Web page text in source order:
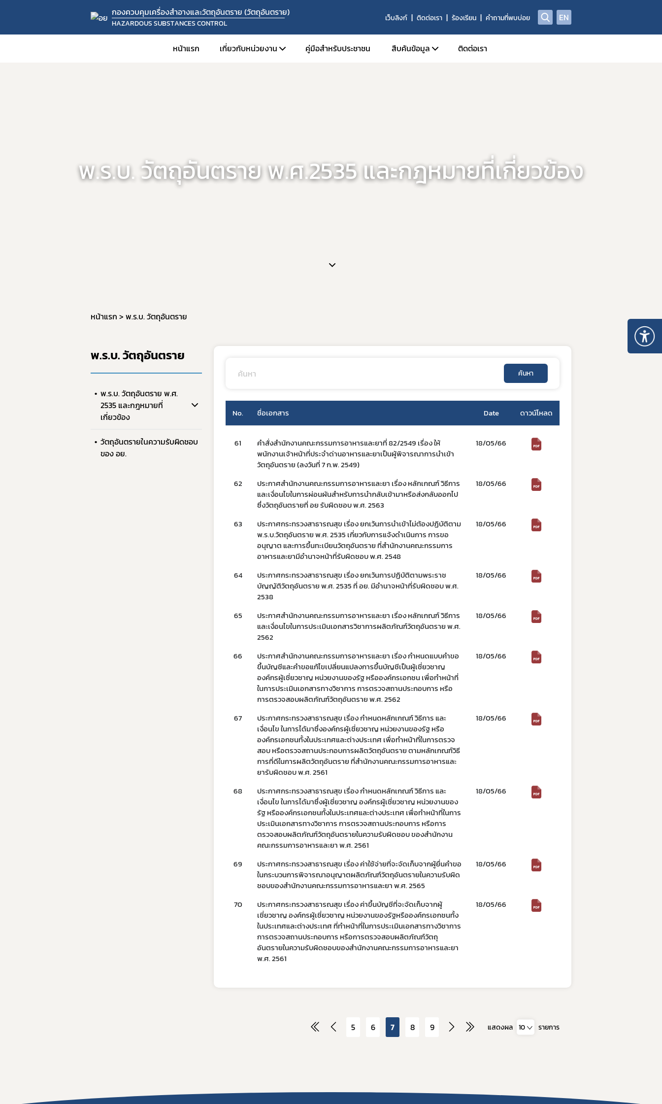
กองควบคุมเครื่องสำอางและวัตถุอันตราย (วัตถุอันตราย)
HAZARDOUS SUBSTANCES CONTROL
เว็บลิงก์ ติดต่อเรา ร้องเรียน คำถามที่พบบ่อย EN
หน้าแรก เกี่ยวกับหน่วยงาน คู่มือสำหรับประชาชน สืบค้นข้อมูล
ค้นหาสถานที่ผลิต นำเข้า ส่งออก ครอบครอง (ผู้ให้บริการรับจ้างกำจัดแมลง/ทำค
ค้นหารายชื่อผู้ควบคุมการใช้วัตถุอันตรายเพื่อใช้รับจ้างกำจัดแมลง
ติดต่อเรา
พ.ร.บ. วัตถุอันตราย พ.ศ.2535 และกฎหมายที่เกี่ยวข้อง
หน้าแรก พ.ร.บ. วัตถุอันตราย
พ.ร.บ. วัตถุอันตราย
พ.ร.บ. วัตถุอันตราย พ.ศ.
2535 และกฎหมายที่
เกี่ยวข้อง
วัตถุอันตรายในความรับผิดชอบ
ของ อย.
ค้นหา
No. ชื่อเอกสาร Date ดาวน์โหลด
61
คำสั่งสำนักงานคณะกรรมการอาหารและยาที่ 82/2549 เรื่อง ให้
พนักงานเจ้าหน้าที่ประจำด่านอาหารและยาเป็นผู้พิจารณาการนำเข้า
วัตถุอันตราย (ลงวันที่ 7 ก.พ. 2549)
18/05/66
62
ประกาศสำนักงานคณะกรรมการอาหารและยา เรื่อง หลักเกณฑ์ วิธีการ
และเงื่อนไขในการผ่อนผันสำหรับการนำกลับเข้ามาหรือส่งกลับออกไป
ซึ่งวัตถุอันตรายที่ อย รับผิดชอบ พ.ศ. 2563
18/05/66
63
ประกาศกระทรวงสาธารณสุข เรื่อง ยกเว้นการนำเข้าไม่ต้องปฏิบัติตาม
พ.ร.บ.วัตถุอันตราย พ.ศ. 2535 เกี่ยวกับการแจ้งดำเนินการ การขอ
อนุญาต และการขึ้นทะเบียนวัตถุอันตราย ที่สำนักงานคณะกรรมการ
อาหารและยามีอำนาจหน้าที่รับผิดชอบ พ.ศ. 2548
18/05/66
64
ประกาศกระทรวงสาธารณสุข เรื่อง ยกเว้นการปฏิบัติตามพระราช
บัญญัติวัตถุอันตราย พ.ศ. 2535 ที่ อย. มีอำนาจหน้าที่รับผิดชอบ พ.ศ.
2538
18/05/66
65
ประกาศสำนักงานคณะกรรมการอาหารและยา เรื่อง หลักเกณฑ์ วิธีการ
และเงื่อนไขในการประเมินเอกสารวิชาการผลิตภัณฑ์วัตถุอันตราย พ.ศ.
2562
18/05/66
66
ประกาศสำนักงานคณะกรรมการอาหารและยา เรื่อง กำหนดแบบคำขอ
ขึ้นบัญชีและคำขอแก้ไขเปลี่ยนแปลงการขึ้นบัญชีเป็นผู้เชี่ยวชาญ
องค์กรผู้เชี่ยวชาญ หน่วยงานของรัฐ หรือองค์กรเอกชน เพื่อทำหน้าที่
ในการประเมินเอกสารทางวิชาการ การตรวจสถานประกอบการ หรือ
การตรวจสอบผลิตภัณฑ์วัตถุอันตราย พ.ศ. 2562
18/05/66
67
ประกาศกระทรวงสาธารณสุข เรื่อง กำหนดหลักเกณฑ์ วิธีการ และ
เงื่อนไข ในการได้มาซึ่งองค์กรผู้เชี่ยวชาญ หน่วยงานของรัฐ หรือ
องค์กรเอกชนทั้งในประเทศและต่างประเทศ เพื่อทำหน้าที่ในการตรวจ
สอบ หรือตรวจสถานประกอบการผลิตวัตถุอันตราย ตามหลักเกณฑ์วิธี
การที่ดีในการผลิตวัตถุอันตราย ที่สำนักงานคณะกรรมการอาหารและ
ยารับผิดชอบ พ.ศ. 2561
18/05/66
68
ประกาศกระทรวงสาธารณสุข เรื่อง กำหนดหลักเกณฑ์ วิธีการ และ
เงื่อนไข ในการได้มาซึ่งผู้เชี่ยวชาญ องค์กรผู้เชี่ยวชาญ หน่วยงานของ
รัฐ หรือองค์กรเอกชนทั้งในประเทศและต่างประเทศ เพื่อทำหน้าที่ในการ
ประเมินเอกสารทางวิชาการ การตรวจสถานประกอบการ หรือการ
ตรวจสอบผลิตภัณฑ์วัตถุอันตรายในความรับผิดชอบ ของสำนักงาน
คณะกรรมการอาหารและยา พ.ศ. 2561
18/05/66
69
ประกาศกระทรวงสาธารณสุข เรื่อง ค่าใช้จ่ายที่จะจัดเก็บจากผู้ยื่นคำขอ
ในกระบวนการพิจารณาอนุญาตผลิตภัณฑ์วัตถุอันตรายในความรับผิด
ชอบของสำนักงานคณะกรรมการอาหารและยา พ.ศ. 2565
18/05/66
70
ประกาศกระทรวงสาธารณสุข เรื่อง ค่าขึ้นบัญชีที่จะจัดเก็บจากผู้
เชี่ยวชาญ องค์กรผู้เชี่ยวชาญ หน่วยงานของรัฐหรือองค์กรเอกชนทั้ง
ในประเทศและต่างประเทศ ที่ทำหน้าที่ในการประเมินเอกสารทางวิชาการ
การตรวจสถานประกอบการ หรือการตรวจสอบผลิตภัณฑ์วัตถุ
อันตรายในความรับผิดชอบของสำนักงานคณะกรรมการอาหารและยา
พ.ศ. 2561
18/05/66
5 6 7 8 9 แสดงผล 10 รายการ
Subscribe
เลือกหัวข้อที่ท่านต้องการ Subscribe
covid ผู้ประกอบการณ์ พรบ